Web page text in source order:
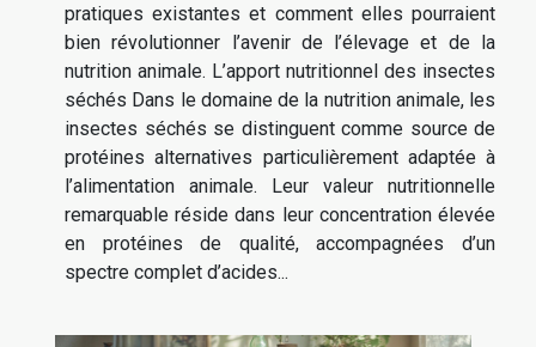
pratiques existantes et comment elles pourraient
bien révolutionner l’avenir de l’élevage et de la
nutrition animale. L’apport nutritionnel des insectes
séchés Dans le domaine de la nutrition animale, les
insectes séchés se distinguent comme source de
protéines alternatives particulièrement adaptée à
l’alimentation animale. Leur valeur nutritionnelle
remarquable réside dans leur concentration élevée
en protéines de qualité, accompagnées d’un
spectre complet d’acides...